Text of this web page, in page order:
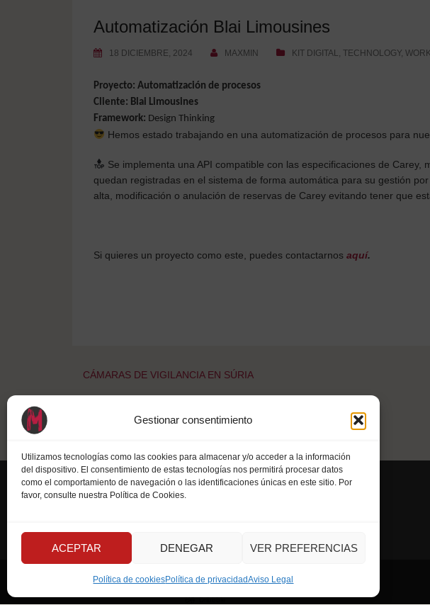
Gestionar consentimiento
Utilizamos tecnologías como las cookies para almacenar y/o acceder a la información
del dispositivo. El consentimiento de estas tecnologías nos permitirá procesar datos
como el comportamiento de navegación o las identificaciones únicas en este sitio. Por
favor, consulte nuestra Política de Cookies.
ACEPTAR DENEGAR VER PREFERENCIAS
Política de cookiesPolítica de privacidadAviso Legal
Automatización Blai Limousines
18 DICIEMBRE, 2024 MAXMIN KIT DIGITAL, TECHNOLOGY, WORK
Proyecto: Automatización de procesos
Cliente: Blai Limousines
Framework: Design Thinking
Hemos estado trabajando en una automatización de procesos para
Se implementa una API compatible con las especificaciones de
quedan registradas en el sistema de forma automática para su gestión
alta, modificación o anulación de reservas de Carey evitando tener que
Si quieres un proyecto como este, puedes contactarnos aquí.
Navegación
entradas
CÁMARAS DE VIGILANCIA EN SÚRIA
¡Síguenos!
Instagram
Dribbble